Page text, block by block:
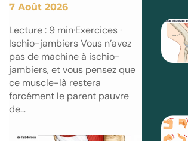
7 Août 2026
Lecture : 9 min·Exercices ·
Ischio-jambiers Vous n’avez
pas de machine à ischio-
jambiers, et vous pensez que
ce muscle-là restera
forcément le parent pauvre
de…